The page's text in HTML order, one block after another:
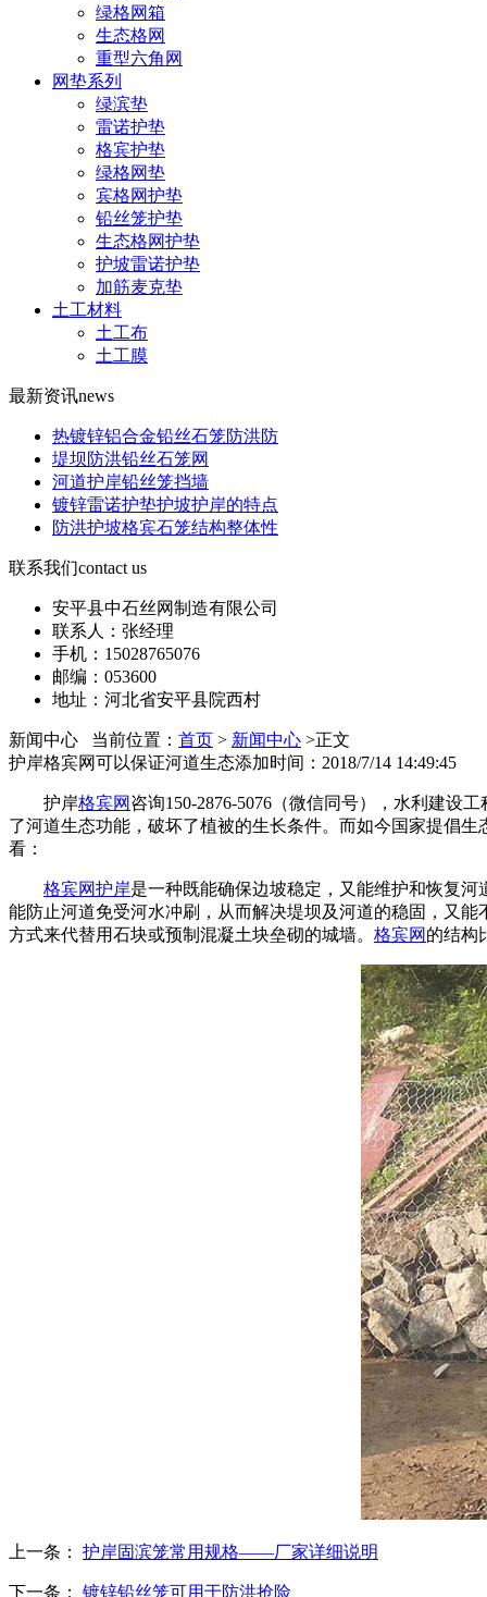
绿格网箱
生态格网
重型六角网
网垫系列
绿滨垫
雷诺护垫
格宾护垫
绿格网垫
宾格网护垫
铅丝笼护垫
生态格网护垫
护坡雷诺护垫
加筋麦克垫
土工材料
土工布
土工膜
最新资讯news
热镀锌铝合金铅丝石笼防洪防
堤坝防洪铅丝石笼网
河道护岸铅丝笼挡墙
镀锌雷诺护垫护坡护岸的特点
防洪护坡格宾石笼结构整体性
联系我们contact us
安平县中石丝网制造有限公司
联系人：张经理
手机：15028765076
邮编：053600
地址：河北省安平县院西村
新闻中心 当前位置： 首页 > 新闻中心 >正文
护岸格宾网可以保证河道生态添加时间：2018/7/14 14:49:45
护岸格宾网 咨询150-2876-5076（微信同号），水利建设
了河道生态功能，破坏了植被的生长条件。而如今国家提倡
看：
格宾网护岸是一种既能确保边坡稳定，又能维护和恢复
能防止河道免受河水冲刷，从而解决堤坝及河道的稳固，又
方式来代替用石块或预制混凝土块垒砌的城墙。 格宾网 的结构
上一条： 护岸固滨笼常用规格——厂家详细说明
下一条： 镀锌铅丝笼可用于防洪抢险